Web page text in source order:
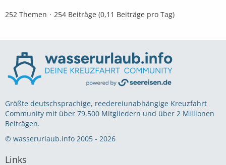
252 Themen 254 Beiträge (0,11 Beiträge pro Tag)
Größte deutschsprachige, reedereiunabhängige Kreuzfahrt
Community mit über 79.500 Mitgliedern und über 2 Millionen
Beiträgen.
© wasserurlaub.info 2005 - 2026
Links